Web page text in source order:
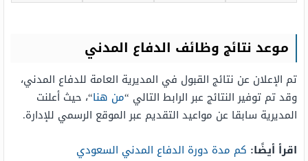
موعد نتائج وظائف الدفاع المدني
تم الإعلان عن نتائج القبول في المديرية العامة للدفاع المدني،
وقد تم توفير النتائج عبر الرابط التالي “من هنا“، حيث أعلنت
المديرية سابقا عن مواعيد التقديم عبر الموقع الرسمي للإدارة.
اقرأ أيضًا: كم مدة دورة الدفاع المدني السعودي